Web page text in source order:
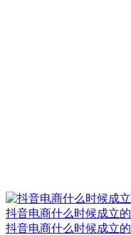
抖音电商什么时候成立的
抖音电商什么时候成立的